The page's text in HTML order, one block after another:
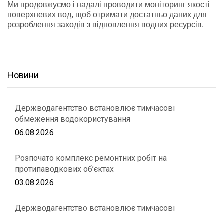
Ми продовжуємо і надалі проводити моніторинг якості
поверхневих вод, щоб отримати достатньо даних для
розроблення заходів з відновлення водних ресурсів.
Новини
Держводагентство встановлює тимчасові
обмеження водокористування
06.08.2026
Розпочато комплекс ремонтних робіт на
протипаводкових об’єктах
03.08.2026
Держводагентство встановлює тимчасові